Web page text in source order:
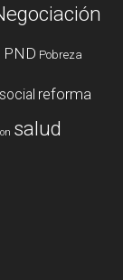
PND Pobreza
reforma
salud